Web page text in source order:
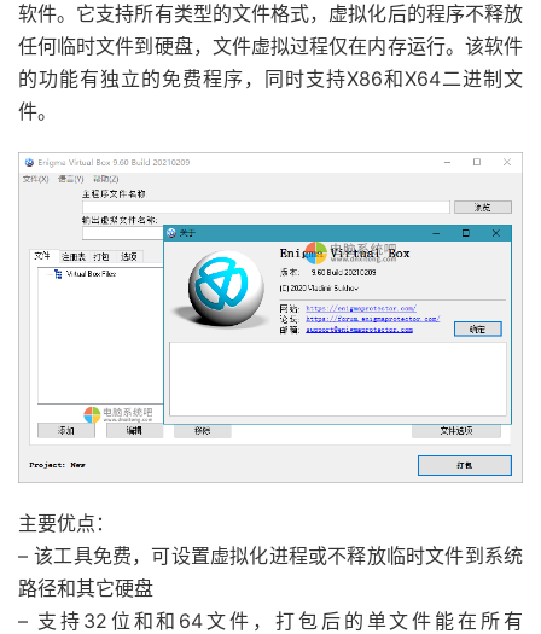
软件。它支持所有类型的文件格式，虚拟化后的程序不释放
任何临时文件到硬盘，文件虚拟过程仅在内存运行。该软件
的功能有独立的免费程序，同时支持X86和X64二进制文
件。
主要优点：
– 该工具免费，可设置虚拟化进程或不释放临时文件到系统
路径和其它硬盘
– 支持32位和和64文件，打包后的单文件能在所有